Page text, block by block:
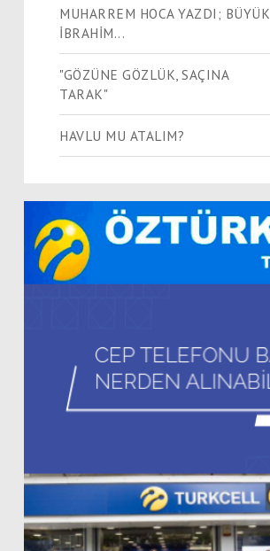
MUHARREM HOCA YAZDI; BÜYÜK
İBRAHİM...
"GÖZÜNE GÖZLÜK, SAÇINA
TARAK"
HAVLU MU ATALIM?